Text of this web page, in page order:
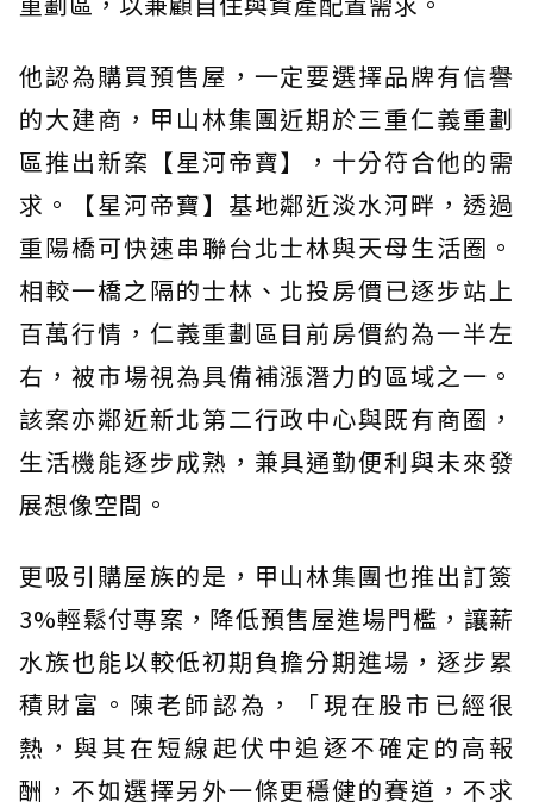
他認為購買預售屋，一定要選擇品牌有信譽
的大建商，甲山林集團近期於三重仁義重劃
區推出新案【星河帝寶】，十分符合他的需
求。【星河帝寶】基地鄰近淡水河畔，透過
重陽橋可快速串聯台北士林與天母生活圈。
相較一橋之隔的士林、北投房價已逐步站上
百萬行情，仁義重劃區目前房價約為一半左
右，被市場視為具備補漲潛力的區域之一。
該案亦鄰近新北第二行政中心與既有商圈，
生活機能逐步成熟，兼具通勤便利與未來發
展想像空間。
更吸引購屋族的是，甲山林集團也推出訂簽
3%輕鬆付專案，降低預售屋進場門檻，讓薪
水族也能以較低初期負擔分期進場，逐步累
積財富。陳老師認為，「現在股市已經很
熱，與其在短線起伏中追逐不確定的高報
酬，不如選擇另外一條更穩健的賽道，不求